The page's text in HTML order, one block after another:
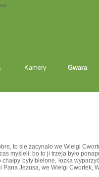
Kamery Gwara
to sie zacynało we Wielgi
myśleli, bo to ji trzeja było
były bielone, łozka
Pana Jezusa, we Wielgi Cwortek,